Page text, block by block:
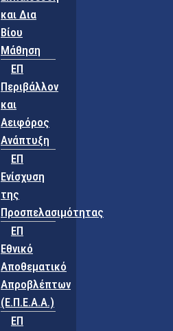
και Δια
Βίου
Μάθηση
ΕΠ
Περιβάλλον
και
Αειφόρος
Ανάπτυξη
ΕΠ
Ενίσχυση
της
Προσπελασιμότητας
ΕΠ
Εθνικό
Αποθεματικό
Απροβλέπτων
(Ε.Π.Ε.Α.Α.)
ΕΠ